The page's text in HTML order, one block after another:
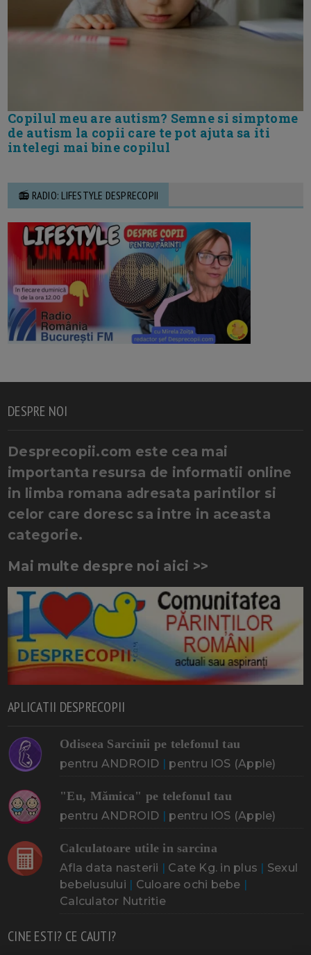
Copilul meu are autism? Semne si simptome
de autism la copii care te pot ajuta sa iti
intelegi mai bine copilul
📻 RADIO: LIFESTYLE DESPRECOPII
DESPRE NOI
Desprecopii.com este cea mai
importanta resursa de informatii online
in limba romana adresata parintilor si
celor care doresc sa intre in aceasta
categorie.
Mai multe despre noi aici >>
APLICATII DESPRECOPII
Odiseea Sarcinii pe telefonul tau
pentru ANDROID pentru IOS (Apple)
"Eu, Mămica" pe telefonul tau
pentru ANDROID pentru IOS (Apple)
Calculatoare utile in sarcina
Afla data nasterii Cate Kg. in plus
Sexul
bebelusului
Culoare ochi bebe
Calculator Nutritie
CINE ESTI? CE CAUTI?